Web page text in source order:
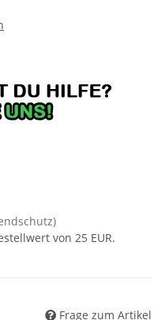
von 25 EUR.
Frage zum Artikel